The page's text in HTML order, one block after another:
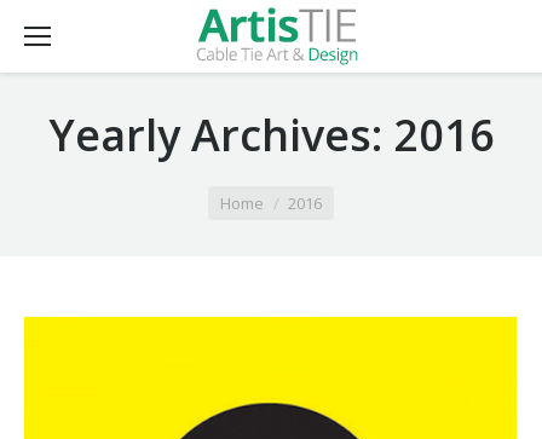
Yearly Archives: 2016
Home 2016